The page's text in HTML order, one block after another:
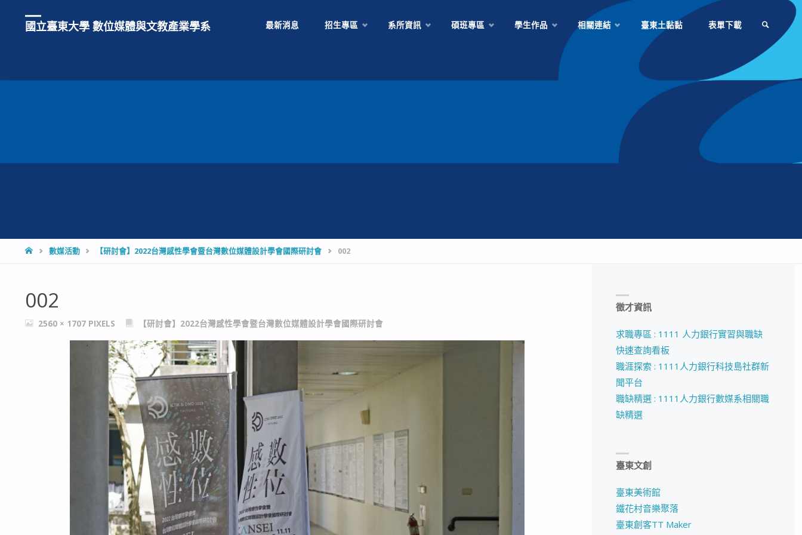
國立臺東大學 數位媒體與文教產業學系 最新消息 招生專區 系所資訊 碩班專區 學生作品 相關連結 臺東土黏黏 表單下載
HOME數媒活動 【研討會】2022台灣感性學會暨台灣數位媒體設計學會國際研討會 002
002
FULL2560 × 1707 PIXELS 【研討會】2022台灣感性學會暨台灣數位媒體設計學會國際研討會
徵才資訊
求職專區 : 1111 人力銀行實習與職缺
快速查詢看板
職涯探索 : 1111人力銀行科技島社群新
聞平台
職缺精選 : 1111人力銀行數媒系相關職
缺精選
臺東文創
臺東美術館
鐵花村音樂聚落
臺東創客TT Maker